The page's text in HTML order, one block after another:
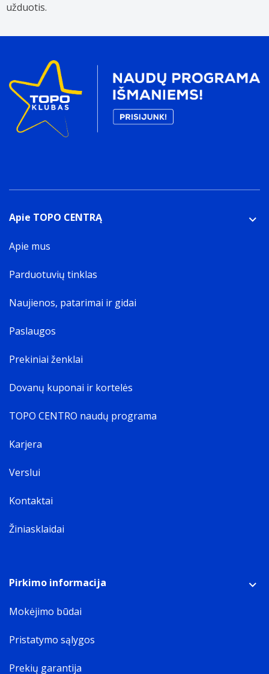
užduotis.
Apie TOPO CENTRĄ
Apie mus
Parduotuvių tinklas
Naujienos, patarimai ir gidai
Paslaugos
Prekiniai ženklai
Dovanų kuponai ir kortelės
TOPO CENTRO naudų programa
Karjera
Verslui
Kontaktai
Žiniasklaidai
Pirkimo informacija
Mokėjimo būdai
Pristatymo sąlygos
Prekių garantija